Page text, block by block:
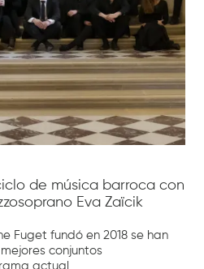
de música barroca con
Eva Zaïcik
Fuget fundó en 2018 se han
conjuntos
actual